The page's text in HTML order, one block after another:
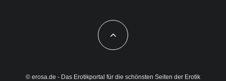
© erosa.de - Das Erotikportal für die schönsten Seiten der Erotik